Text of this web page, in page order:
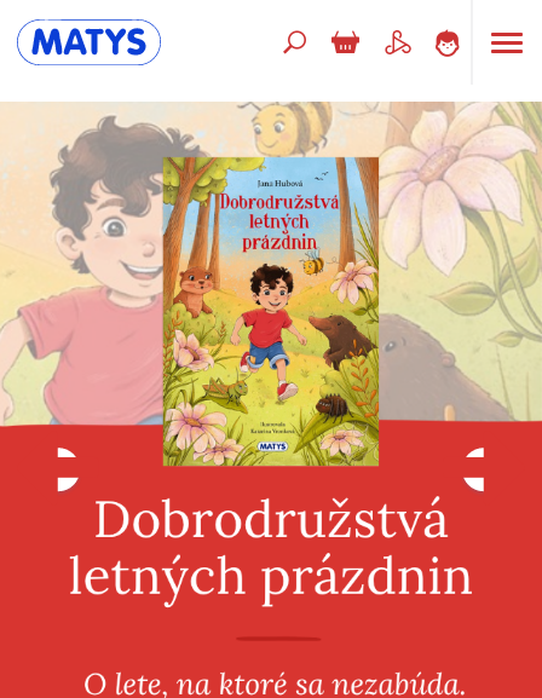
Beletria pre deti
Doplnkový sortiment
Jazyky
Poézia
Populárno - náučné pre deti
Predškoláci
Výchova a pedagogika
Všetky kategórie